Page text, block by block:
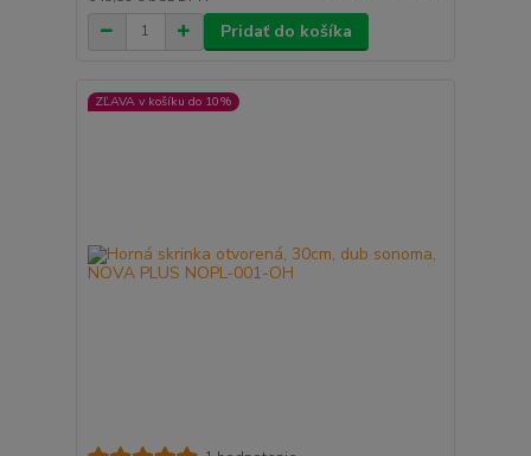
Pridať do košíka
ZĽAVA v košíku do 10%